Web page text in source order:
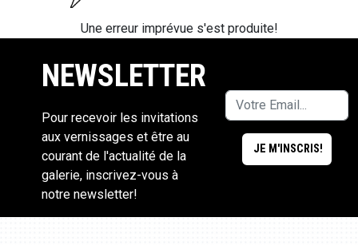
Une erreur imprévue s'est produite!
NEWSLETTER
Pour recevoir les invitations
aux vernissages et être au
courant de l'actualité de la
galerie, inscrivez-vous à
notre newsletter!